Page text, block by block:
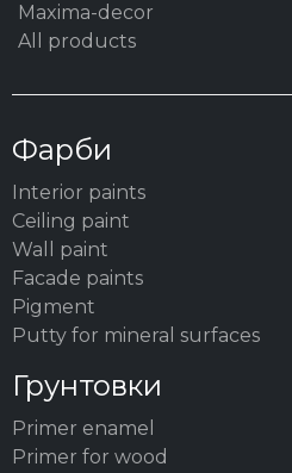
Maxima-decor
All products
Фарби
Interior paints
Ceiling paint
Wall paint
Facade paints
Pigment
Putty for mineral surfaces
Грунтовки
Primer enamel
Primer for wood